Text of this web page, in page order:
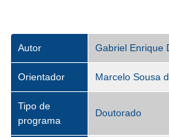
Autor Gabriel Enrique
Orientador Marcelo Sousa
Tipo de
programa
Doutorado